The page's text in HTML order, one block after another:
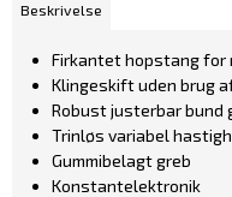
Beskrivelse
Firkantet hopstang for
Klingeskift uden brug
Robust justerbar
Trinløs variabel
Gummibelagt greb
Konstantelektronik